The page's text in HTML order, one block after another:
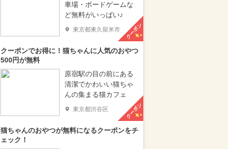
車場・ボードゲームな
ど無料がいっぱい♪
東京都東久留米市 クーポン
クーポンでお得に！猫ちゃんに人気のおやつ
500円が無料
原宿駅の目の前にある
清潔でかわいい猫ちゃ
んの集まる猫カフェ
東京都渋谷区 クーポン
猫ちゃんのおやつが無料になるクーポンをチ
ェック！